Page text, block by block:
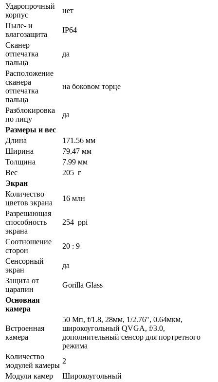
Ударопрочный
корпус
нет
Пыле- и
влагозащита
IP64
Сканер
отпечатка
пальца
да
Расположение
сканера
отпечатка
пальца
на боковом торце
Разблокировка
по лицу
да
Размеры и вес
Длина
171.56 мм
Ширина
79.47 мм
Толщина
7.99 мм
Вес
205 г
Экран
Количество
цветов экрана
16 млн
Разрешающая
способность
экрана
254 ppi
Соотношение
сторон
20 : 9
Сенсорный
экран
да
Защита от
царапин
Gorilla Glass
Основная
камера
Встроенная
камера
50 Мп, f/1.8, 28мм, 1/2.76", 0.64мкм,
широкоугольный QVGA, f/3.0,
дополнительный сенсор для портретного
режима
Количество
модулей камеры
2
Модули камер
Широкоугольный